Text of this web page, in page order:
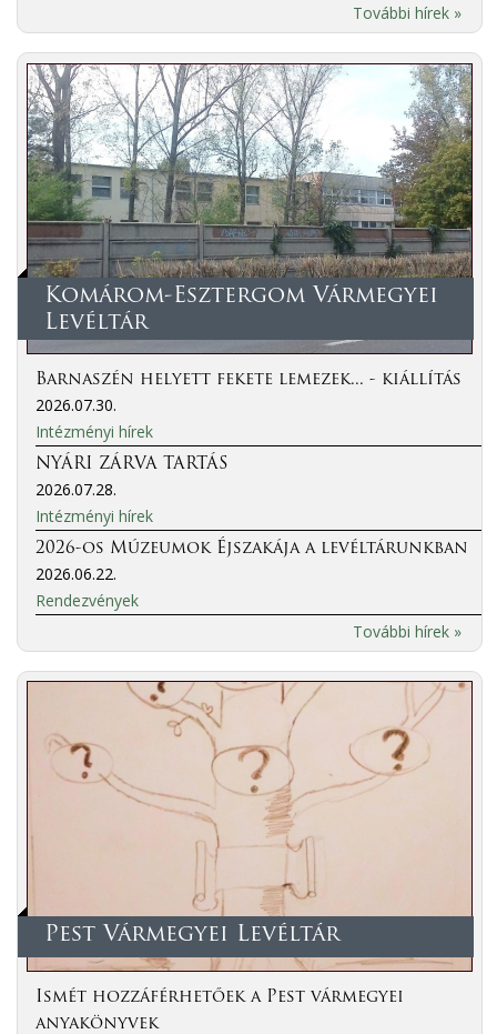
További hírek »
Komárom-Esztergom Vármegyei
Levéltár
Barnaszén helyett fekete lemezek... - kiállítás
2026.07.30.
Intézményi hírek
NYÁRI ZÁRVA TARTÁS
2026.07.28.
Intézményi hírek
2026-os Múzeumok Éjszakája a levéltárunkban
2026.06.22.
Rendezvények
További hírek »
Pest Vármegyei Levéltár
Ismét hozzáférhetőek a Pest vármegyei
anyakönyvek